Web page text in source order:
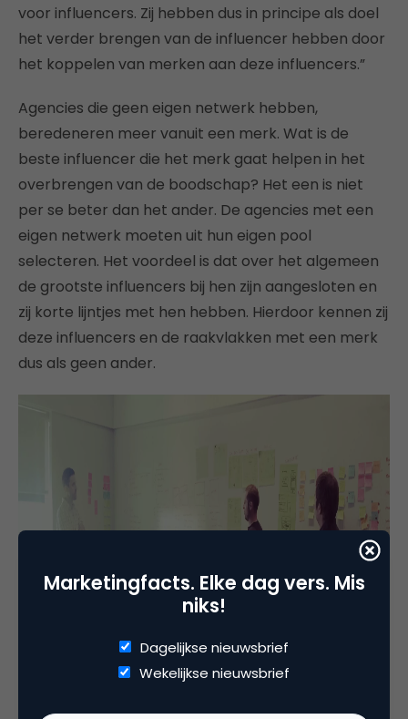
voor influencers. Zij hebben dus in principe als doel
het verder brengen van de influencer hebben door
het koppelen van merken aan deze influencers.”
Agencies die geen eigen netwerk hebben,
beredeneren meer vanuit een merk. Wat is de
beste influencer die het merk gaat helpen in het
overbrengen van de boodschap? Het een is niet
per se beter dan het ander. De agencies met een
eigen netwerk moeten uit hun eigen pool
selecteren. Het voordeel is dat over het algemeen
de grootste influencers bij hen zijn aangesloten en
zij korte lijntjes met hen hebben. Hierdoor kennen zij
deze influencers en de raakvlakken met een merk
dus als geen ander.
Marketingfacts. Elke dag vers. Mis
niks!
Dagelijkse nieuwsbrief
Wekelijkse nieuwsbrief